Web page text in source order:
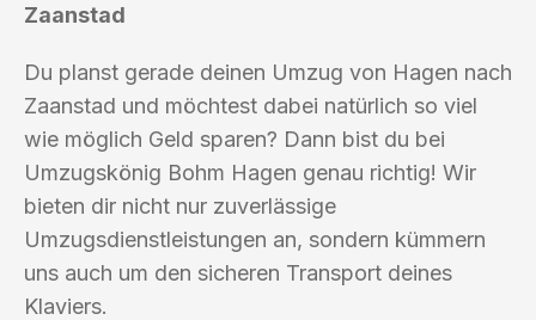
Zaanstad
Du planst gerade deinen Umzug von Hagen nach
Zaanstad und möchtest dabei natürlich so viel
wie möglich Geld sparen? Dann bist du bei
Umzugskönig Bohm Hagen genau richtig! Wir
bieten dir nicht nur zuverlässige
Umzugsdienstleistungen an, sondern kümmern
uns auch um den sicheren Transport deines
Klaviers.